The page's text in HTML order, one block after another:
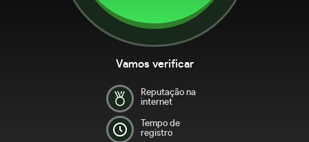
Vamos verificar
Reputação na
internet
Tempo de
registro